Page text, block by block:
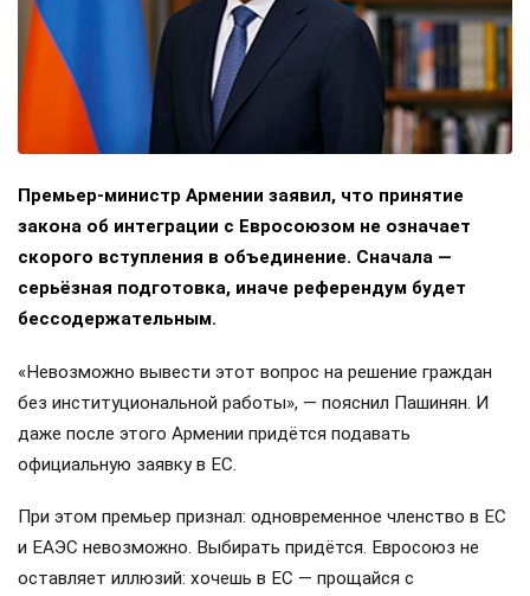
Премьер-министр Армении заявил, что принятие
закона об интеграции с Евросоюзом не означает
скорого вступления в объединение. Сначала —
серьёзная подготовка, иначе референдум будет
бессодержательным.
«Невозможно вывести этот вопрос на решение граждан
без институциональной работы», — пояснил Пашинян. И
даже после этого Армении придётся подавать
официальную заявку в ЕС.
При этом премьер признал: одновременное членство в ЕС
и ЕАЭС невозможно. Выбирать придётся. Евросоюз не
оставляет иллюзий: хочешь в ЕС — прощайся с